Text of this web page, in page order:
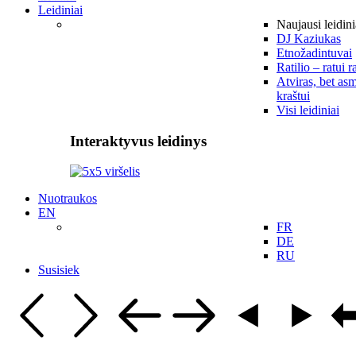
Leidiniai
Naujausi
DJ Kaziukas
Etnožadintuvai
Ratilio – ratui
Atviras, bet
kraštui
Visi leidiniai
Interaktyvus leidinys
Nuotraukos
EN
FR
DE
RU
Susisiek